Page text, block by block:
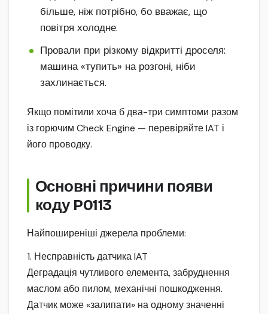
більше, ніж потрібно, бо вважає, що
повітря холодне.
Провали при різкому відкритті дроселя:
машина «тупить» на розгоні, ніби
захлинається.
Якщо помітили хоча б два-три симптоми разом
із горючим Check Engine — перевіряйте IAT і
його проводку.
Основні причини появи
коду P0113
Найпоширеніші джерела проблеми:
1. Несправність датчика IAT
Деградація чутливого елемента, забруднення
маслом або пилом, механічні пошкодження.
Датчик може «залипати» на одному значенні